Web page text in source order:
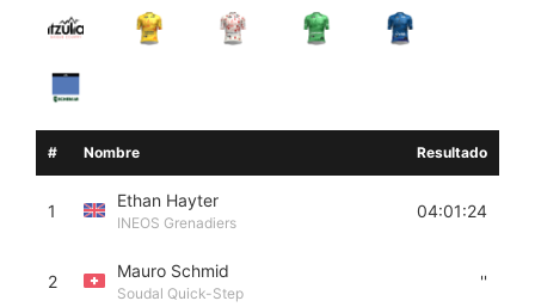
# Nombre Resultado
1
Ethan Hayter
INEOS Grenadiers
04:01:24
2
Mauro Schmid
Soudal Quick-Step
''